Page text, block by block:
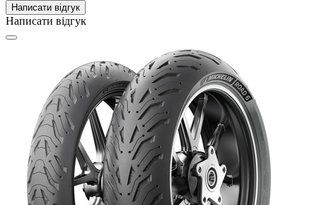
Написати відгук
Написати відгук